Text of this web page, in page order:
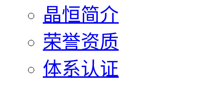
晶恒简介
荣誉资质
体系认证